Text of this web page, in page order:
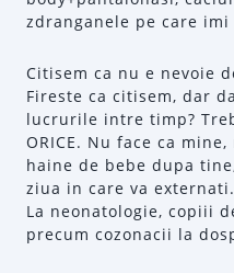
zdranganele pe care imi
Citisem ca nu e nevoie
Fireste ca citisem, dar
lucrurile intre timp?
ORICE. Nu face ca
haine de bebe dupa
ziua in care va externati.
La neonatologie, copiii
precum cozonacii la